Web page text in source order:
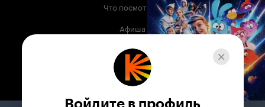
Что посмотреть
Афиша
Музыка
Телепрограмма